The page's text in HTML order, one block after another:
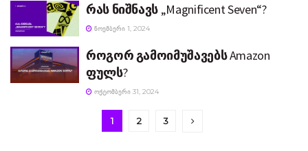
რას ნიშნავს „Magnificent Seven“?
ᲜᲝᲔᲛᲑᲔᲠᲘ 1, 2024
როგორ გამოიმუშავებს Amazon
ფულს?
ᲝᲥᲢᲝᲛᲑᲔᲠᲘ 31, 2024
1 2 3